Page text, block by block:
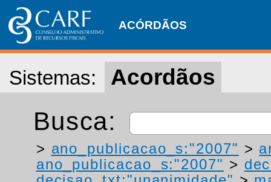
ACÓRDÃOS
Sistemas: Acordãos
Busca:
> ano_publicacao_s:"2007" >
ano_publicacao_s:"2007" >